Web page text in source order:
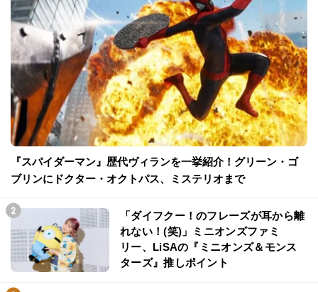
『スパイダーマン』歴代ヴィランを一挙紹介！グリーン・ゴ
ブリンにドクター・オクトパス、ミステリオまで
「ダイフクー！のフレーズが耳から離
れない！(笑)」ミニオンズファミ
リー、LiSAの『ミニオンズ＆モンス
ターズ』推しポイント